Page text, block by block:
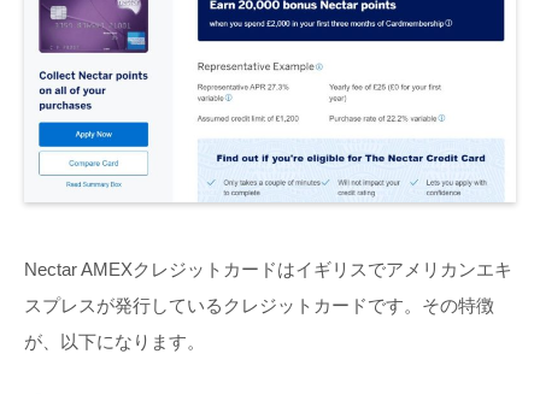
Nectar AMEXクレジットカードはイギリスでアメリカンエキ
スプレスが発行しているクレジットカードです。その特徴
が、以下になります。